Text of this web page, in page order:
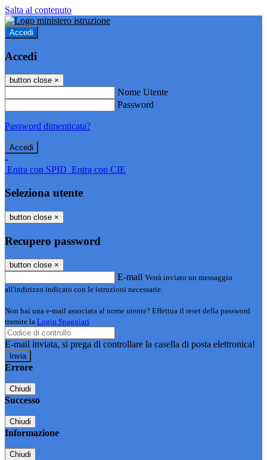
Salta al contenuto
Accedi
Accedi
button close ×
Nome Utente
Password
Password dimenticata?
-
Entra con SPID Entra con CIE
Seleziona utente
button close ×
Recupero password
button close ×
E-mail Verrà inviato un messaggio
all'indirizzo indicato con le istruzioni necessarie.
Non hai una e-mail associata al nome utente? Effettua il reset della password
tramite la Login Spaggiari
E-mail inviata, si prega di controllare la casella di posta elettronica!
Errore
Chiudi
Successo
Chiudi
Informazione
Chiudi